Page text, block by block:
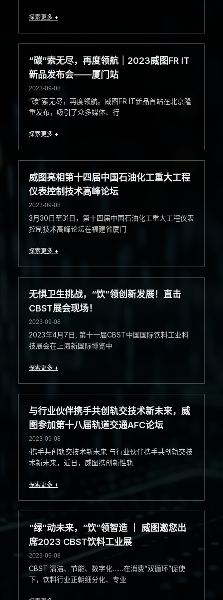
探索更多 +
“碳”索无尽，再度领航｜2023威图FR IT
新品发布会——厦门站
2023-09-08
“碳”索无尽，再度领航。威图FR IT新品首站在北京隆
重发布，吸引了众多媒体、行
探索更多 +
威图亮相第十四届中国石油化工重大工程
仪表控制技术高峰论坛
2023-09-08
3月30日至31日，第十四届中国石油化工重大工程仪表
控制技术高峰论坛在福建省厦门
探索更多 +
无惧卫生挑战，“饮”领创新发展！直击
CBST展会现场！
2023-09-08
2023年4月7日, 第十一届CBST中国国际饮料工业科
技展会在上海新国际博览中
探索更多 +
与行业伙伴携手共创轨交技术新未来，威
图参加第十八届轨道交通AFC论坛
2023-09-08
·携手共创轨交技术新未来 与行业伙伴携手共创轨交技
术新未来，近日，威图携创新性轨
探索更多 +
“绿”动未来，“饮”领智造 ｜ 威图邀您出
席2023 CBST饮料工业展
2023-09-08
CBST 清洁、节能、数字化……在消费“双循环”促使
下，饮料行业正朝细分化、专业